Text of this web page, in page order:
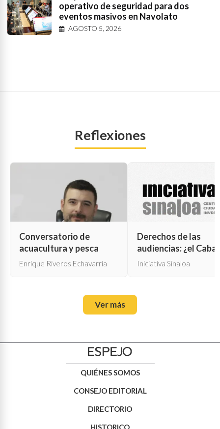
operativo de seguridad para dos
eventos masivos en Navolato
AGOSTO 5, 2026
Reflexiones
Conversatorio de
acuacultura y pesca
Enrique Riveros Echavarría
Derechos de las
audiencias: ¿el
de Troya para la
Iniciativa Sinaloa
Ver más
QUIÉNES SOMOS
CONSEJO EDITORIAL
DIRECTORIO
HISTORICO